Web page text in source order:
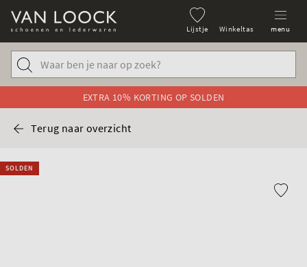
Lijstje Winkeltas menu
EXTRA 10% KORTING OP SOLDEN
Terug naar overzicht
SOLDEN